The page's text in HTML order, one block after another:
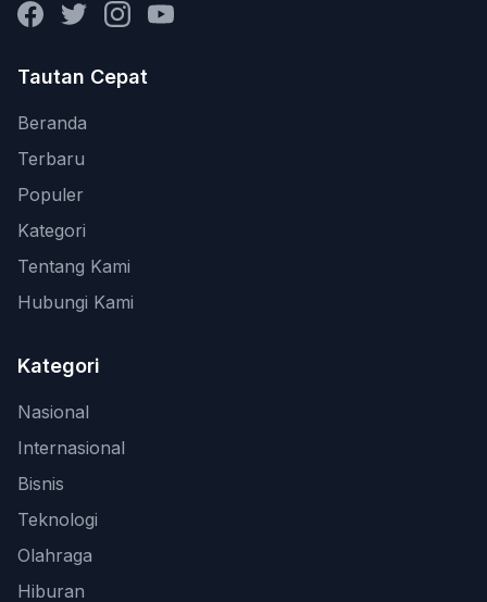
FacebookTwitterInstagramYouTube
Tautan Cepat
Beranda
Terbaru
Populer
Kategori
Tentang Kami
Hubungi Kami
Kategori
Nasional
Internasional
Bisnis
Teknologi
Olahraga
Hiburan